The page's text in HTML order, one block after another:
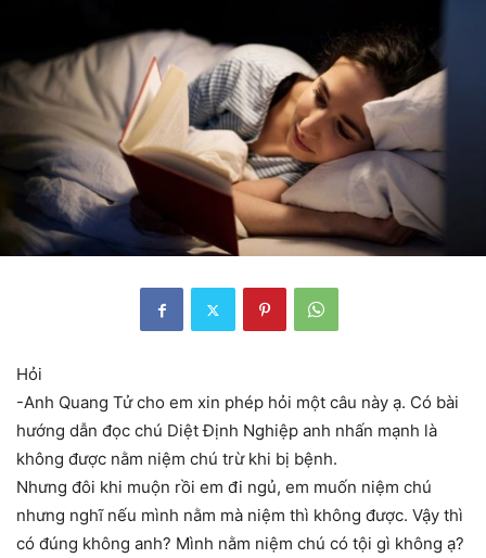
Hỏi
-Anh Quang Tử cho em xin phép hỏi một câu này ạ. Có bài
hướng dẫn đọc chú Diệt Định Nghiệp anh nhấn mạnh là
không được nằm niệm chú trừ khi bị bệnh.
Nhưng đôi khi muộn rồi em đi ngủ, em muốn niệm chú
nhưng nghĩ nếu mình nằm mà niệm thì không được. Vậy thì
có đúng không anh? Mình nằm niệm chú có tội gì không ạ?